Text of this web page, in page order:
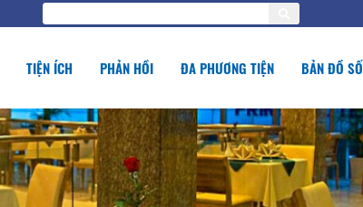
TIỆN ÍCH PHẢN HỒI ĐA PHƯƠNG TIỆN BẢN ĐỒ SỐ